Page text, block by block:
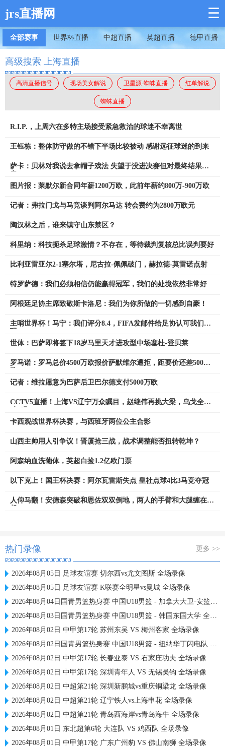
jrs直播网 ☰
全部赛事 世界杯直播 中超直播 英超直播 德甲直播
高级搜索 上海直播
高清直播信号 现场美女解说 卫星源-蜘蛛直播 红单解说
蜘蛛直播
R.I.P.，上周六在多特主场接受紧急救治的球迷不幸离世
王钰栋：整体防守做的不错下半场比较被动 感谢远征球迷的到来
萨卡：贝林对我说去拿帽子戏法 失望于没进决赛但对最终结果满
图片报：莱默尔新合同年薪1200万欧，此前年薪约800万-900万欧
记者：弗拉门戈与马竞谈判阿尔马达 转会费约为2800万欧元
陶汉林之后，谁来镇守山东禁区？
科里纳：科技扼杀足球激情？不存在，等待裁判复核总比误判要好
比利亚雷亚尔2-1塞尔塔，尼古拉-佩佩破门，赫拉德-莫雷诺点射
特罗萨德：我们必须相信仍能赢得冠军，我们的处境依然非常好
阿根廷足协主席致敬斯卡洛尼：我们为你所做的一切感到自豪！
主哨世界杯！马宁：我们评分8.4，FIFA发邮件给足协认可我们表
世体：巴萨即将签下18岁马里天才进攻型中场塞杜-登贝莱
罗马诺：罗马总价4500万欧报价萨默维尔遭拒，距要价还差500万
记者：维拉愿意为巴萨后卫巴尔德支付5000万欧
CCTV5直播！上海VS辽宁万众瞩目，赵继伟再挑大梁，乌戈全力
卡西观战世界杯决赛，与西班牙两位公主合影
山西主帅用人引争议！晋厦抢三战，战术调整能否扭转乾坤？
阿森纳血洗葡体，英超白捡1.2亿欧门票
以下克上！国王杯决赛：阿尔瓦雷斯失点 皇社点球4比3马竞夺冠
人仰马翻！安德森突破和恩佐双双倒地，两人的手臂和大腿缠在一
热门录像 更多 >>
2026年08月05日 足球友谊赛 切尔西vs尤文图斯 全场录像
2026年08月05日 足球友谊赛 K联赛全明星vs曼城 全场录像
2026年08月04日国青男篮热身赛 中国U18男篮 - 加拿大大卫·安篮球学院 全场录像
2026年08月03日国青男篮热身赛 中国U18男篮 - 韩国东国大学 全场录像
2026年08月02日 中甲第17轮 苏州东吴 VS 梅州客家 全场录像
2026年08月02日国青男篮热身赛 中国U18男篮 - 纽纳华丁闪电队 全场录像
2026年08月02日 中甲第17轮 长春亚泰 VS 石家庄功夫 全场录像
2026年08月02日 中甲第17轮 深圳青年人 VS 无锡吴钩 全场录像
2026年08月02日 中超第21轮 深圳新鹏城vs重庆铜梁龙 全场录像
2026年08月02日 中超第21轮 辽宁铁人vs上海申花 全场录像
2026年08月02日 中超第21轮 青岛西海岸vs青岛海牛 全场录像
2026年08月01日 东北超第6轮 大连队 VS 鸡西队 全场录像
2026年08月01日 中甲第17轮 广东广州豹 VS 佛山南狮 全场录像